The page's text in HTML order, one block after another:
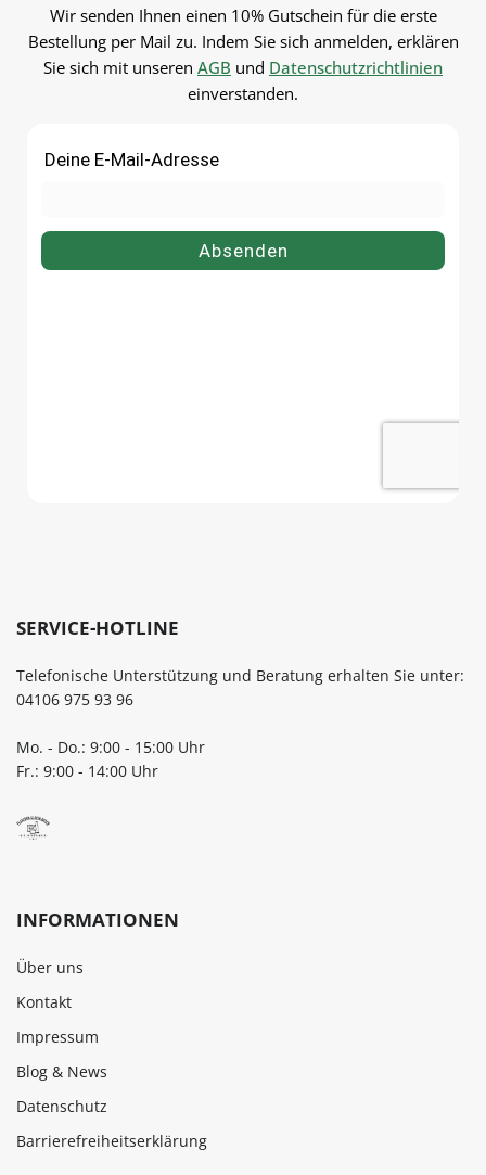
Wir senden Ihnen einen 10% Gutschein für die erste
Bestellung per Mail zu. Indem Sie sich anmelden, erklären
Sie sich mit unseren AGB und Datenschutzrichtlinien
einverstanden.
SERVICE-HOTLINE
Telefonische Unterstützung und Beratung erhalten Sie unter:
04106 975 93 96
Mo. - Do.: 9:00 - 15:00 Uhr
Fr.: 9:00 - 14:00 Uhr
INFORMATIONEN
Über uns
Kontakt
Impressum
Blog & News
Datenschutz
Barrierefreiheitserklärung